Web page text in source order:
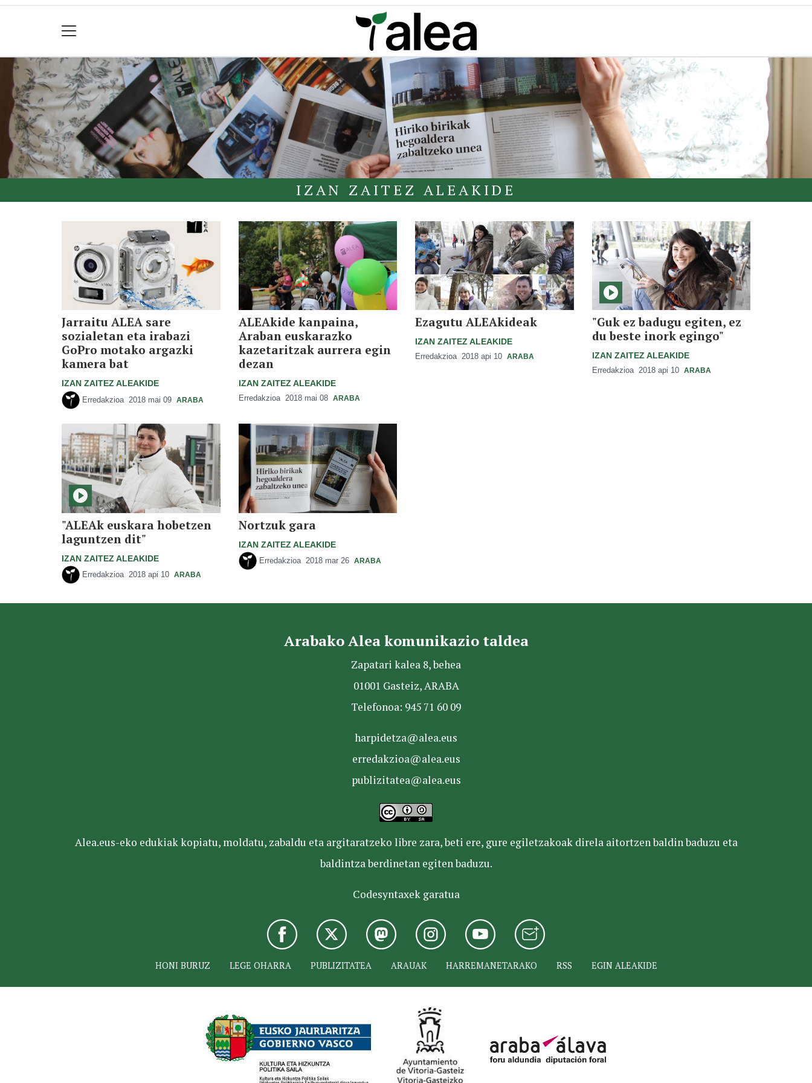
IZAN ZAITEZ ALEAKIDE
Jarraitu ALEA sare
sozialetan eta irabazi
GoPro motako argazki
kamera bat
IZAN ZAITEZ ALEAKIDE
Erredakzioa 2018 mai 09 ARABA
ALEAkide kanpaina,
Araban euskarazko
kazetaritzak aurrera egin
dezan
IZAN ZAITEZ ALEAKIDE
Erredakzioa 2018 mai 08 ARABA
Ezagutu ALEAkideak
IZAN ZAITEZ ALEAKIDE
Erredakzioa 2018 api 10 ARABA
"Guk ez badugu egiten, ez
du beste inork egingo"
IZAN ZAITEZ ALEAKIDE
Erredakzioa 2018 api 10 ARABA
"ALEAk euskara hobetzen
laguntzen dit"
IZAN ZAITEZ ALEAKIDE
Erredakzioa 2018 api 10 ARABA
Nortzuk gara
IZAN ZAITEZ ALEAKIDE
Erredakzioa 2018 mar 26 ARABA
Arabako Alea komunikazio taldea
Zapatari kalea 8, behea
01001 Gasteiz, ARABA
Telefonoa: 945 71 60 09
harpidetza@alea.eus
erredakzioa@alea.eus
publizitatea@alea.eus
Alea.eus-eko edukiak kopiatu, moldatu, zabaldu eta argitaratzeko libre zara, beti ere, gure egiletzakoak direla aitortzen baldin baduzu eta
baldintza berdinetan egiten baduzu.
Codesyntaxek garatua
HONI BURUZ LEGE OHARRA PUBLIZITATEA ARAUAK HARREMANETARAKO RSS EGIN ALEAKIDE